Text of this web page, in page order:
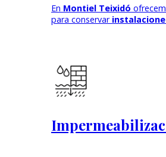
En Montiel Teixidó
para conservar